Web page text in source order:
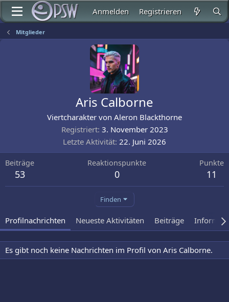
Anmelden Registrieren
Mitglieder
Aris Calborne
Viertcharakter von Aleron Blackthorne
Registriert 3. November 2023
Letzte Aktivität 22. Juni 2026
Beiträge
53
Reaktionspunkte
0
Punkte
11
Finden
Profilnachrichten Neueste Aktivitäten Beiträge
Es gibt noch keine Nachrichten im Profil von Aris Calborne.